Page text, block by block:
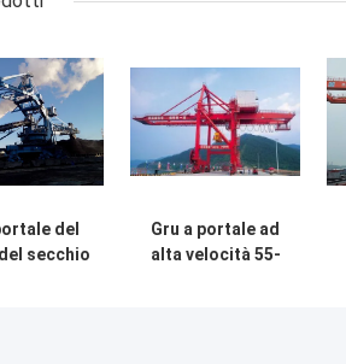
del
secchio
Gru a portale ad
alta velocità 55-